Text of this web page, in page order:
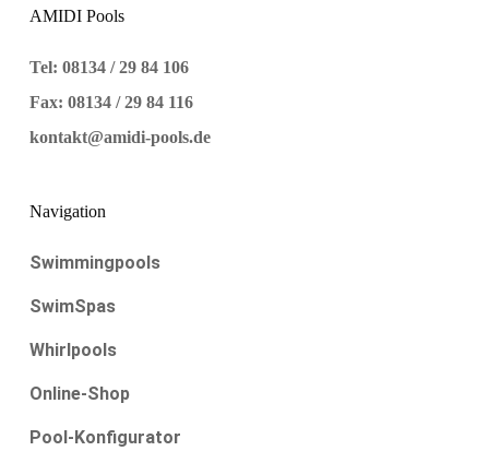
AMIDI Pools
Tel: 08134 / 29 84 106
Fax: 08134 / 29 84 116
kontakt@amidi-pools.de
Navigation
Swimmingpools
SwimSpas
Whirlpools
Online-Shop
Pool-Konfigurator